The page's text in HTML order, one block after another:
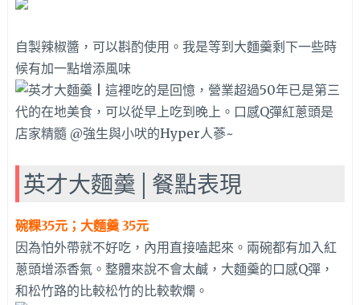
自製辣椒醬，可以斟酌使用。我是等到大麵羹剩下一些時
候有加一點增添風味
英才大麵羹│餐點表現
碗粿35元；大麵羹 35元
因為怕外帶就不好吃，內用直接嗑起來。兩碗都有加入紅
蔥頭增添香氣。整體來說不會太鹹，大麵羹的口感Q彈，
和松竹路的比較松竹的比較軟爛。